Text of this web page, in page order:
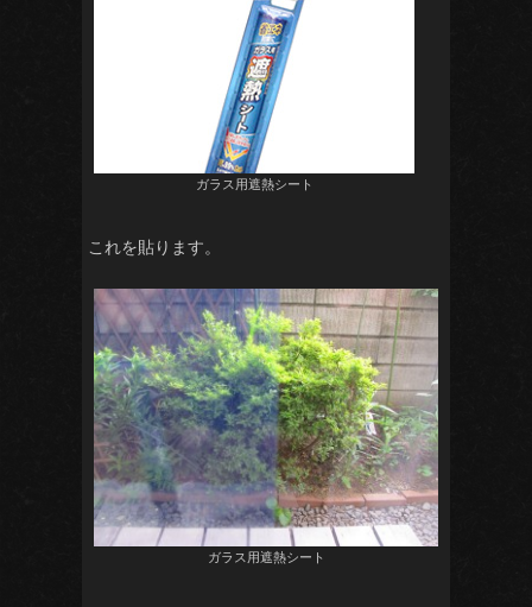
ガラス用遮熱シート
これを貼ります。
ガラス用遮熱シート